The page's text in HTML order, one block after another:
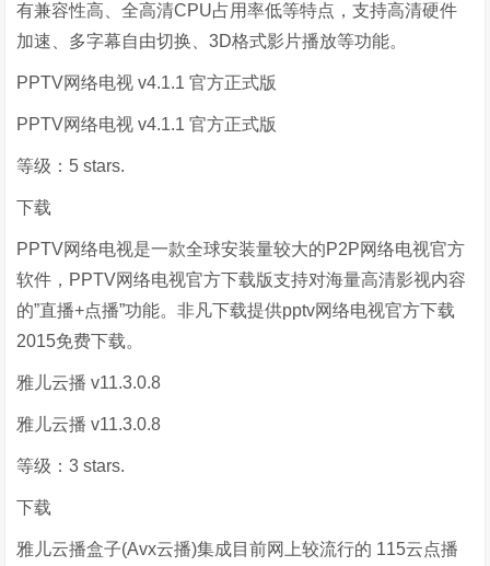
有兼容性高、全高清CPU占用率低等特点，支持高清硬件
加速、多字幕自由切换、3D格式影片播放等功能。
PPTV网络电视 v4.1.1 官方正式版
PPTV网络电视 v4.1.1 官方正式版
等级：5 stars.
下载
PPTV网络电视是一款全球安装量较大的P2P网络电视官方
软件，PPTV网络电视官方下载版支持对海量高清影视内容
的”直播+点播”功能。非凡下载提供pptv网络电视官方下载
2015免费下载。
雅儿云播 v11.3.0.8
雅儿云播 v11.3.0.8
等级：3 stars.
下载
雅儿云播盒子(Avx云播)集成目前网上较流行的 115云点播